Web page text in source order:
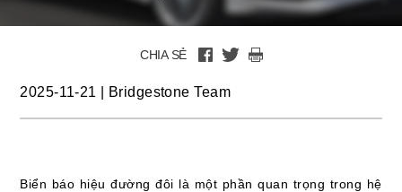
CHIA SẺ
2025-11-21 Bridgestone Team
Biển báo hiệu đường đôi là một phần quan trọng trong hệ